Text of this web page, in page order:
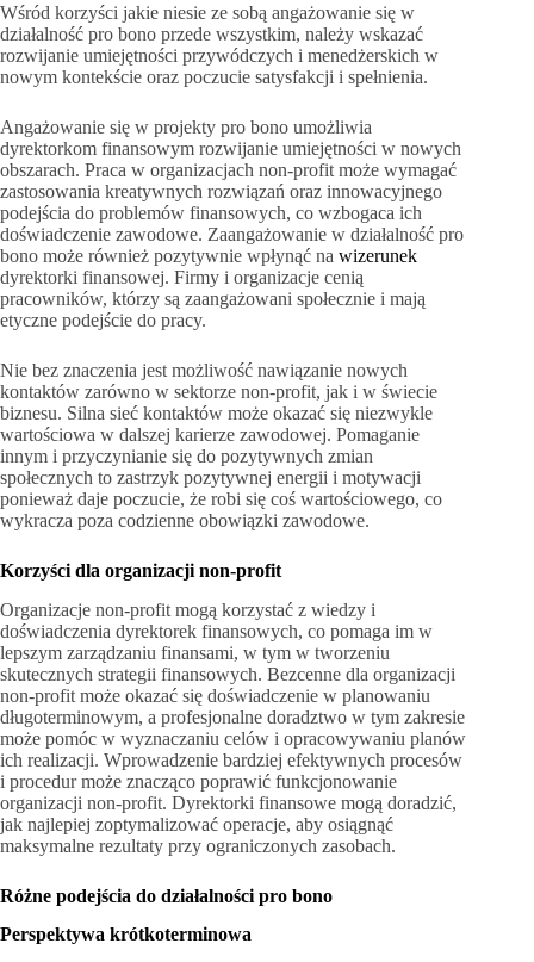
Wśród korzyści jakie niesie ze sobą angażowanie się w
działalność pro bono przede wszystkim, należy wskazać
rozwijanie umiejętności przywódczych i menedżerskich w
nowym kontekście oraz poczucie satysfakcji i spełnienia.
Angażowanie się w projekty pro bono umożliwia
dyrektorkom finansowym rozwijanie umiejętności w nowych
obszarach. Praca w organizacjach non-profit może wymagać
zastosowania kreatywnych rozwiązań oraz innowacyjnego
podejścia do problemów finansowych, co wzbogaca ich
doświadczenie zawodowe. Zaangażowanie w działalność pro
bono może również pozytywnie wpłynąć na wizerunek
dyrektorki finansowej. Firmy i organizacje cenią
pracowników, którzy są zaangażowani społecznie i mają
etyczne podejście do pracy.
Nie bez znaczenia jest możliwość nawiązanie nowych
kontaktów zarówno w sektorze non-profit, jak i w świecie
biznesu. Silna sieć kontaktów może okazać się niezwykle
wartościowa w dalszej karierze zawodowej. Pomaganie
innym i przyczynianie się do pozytywnych zmian
społecznych to zastrzyk pozytywnej energii i motywacji
ponieważ daje poczucie, że robi się coś wartościowego, co
wykracza poza codzienne obowiązki zawodowe.
Korzyści dla organizacji non-profit
Organizacje non-profit mogą korzystać z wiedzy i
doświadczenia dyrektorek finansowych, co pomaga im w
lepszym zarządzaniu finansami, w tym w tworzeniu
skutecznych strategii finansowych. Bezcenne dla organizacji
non-profit może okazać się doświadczenie w planowaniu
długoterminowym, a profesjonalne doradztwo w tym zakresie
może pomóc w wyznaczaniu celów i opracowywaniu planów
ich realizacji. Wprowadzenie bardziej efektywnych procesów
i procedur może znacząco poprawić funkcjonowanie
organizacji non-profit. Dyrektorki finansowe mogą doradzić,
jak najlepiej zoptymalizować operacje, aby osiągnąć
maksymalne rezultaty przy ograniczonych zasobach.
Różne podejścia do działalności pro bono
Perspektywa krótkoterminowa